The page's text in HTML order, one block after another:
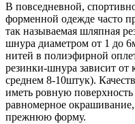
В повседневной,
форменной одежде часто
так называемая шляпная
шнура диаметром от 1 до
нитей в полиэфирной
резинки-шнура зависит от
среднем 8-10штук).
иметь ровную поверхность
равномерное
прежнюю форму.